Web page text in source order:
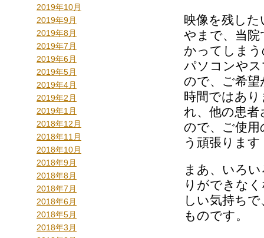
2019年10月
2019年9月
2019年8月
2019年7月
2019年6月
2019年5月
2019年4月
2019年2月
2019年1月
2018年12月
2018年11月
2018年10月
2018年9月
2018年8月
2018年7月
2018年6月
2018年5月
2018年3月
映像を残し
やまで、当
かってしま
パソコンや
ので、ご希
時間ではあ
れ、他の患
ので、ご使
う頑張ります
まあ、いろ
りができな
しい気持ち
ものです。